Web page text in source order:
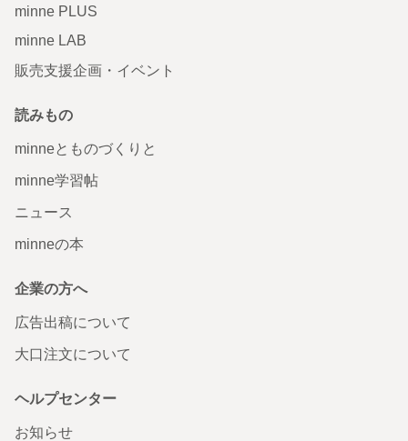
minne PLUS
minne LAB
販売支援企画・イベント
読みもの
minneとものづくりと
minne学習帖
ニュース
minneの本
企業の方へ
広告出稿について
大口注文について
ヘルプセンター
お知らせ